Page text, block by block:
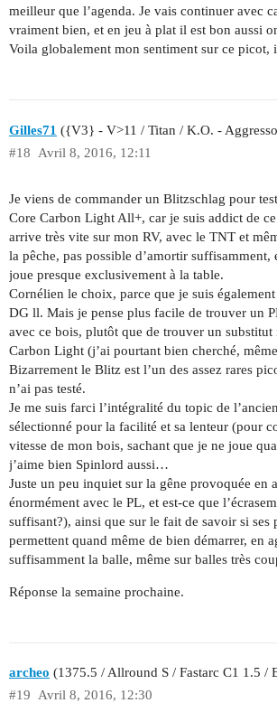
meilleur que l’agenda. Je vais continuer avec
vraiment bien, et en jeu à plat il est bon aussi
Voila globalement mon sentiment sur ce picot,
Gilles71 ({V3} - V>11 / Titan / K.O. -
Avril 8, 2016, 12:11
#18
Je viens de commander un Blitzschlag pour
Core Carbon Light All+, car je suis addict de
arrive très vite sur mon RV, avec le TNT et
la pêche, pas possible d’amortir suffisamment,
joue presque exclusivement à la table.
Cornélien le choix, parce que je suis
DG ll. Mais je pense plus facile de trouver un
avec ce bois, plutôt que de trouver un substitut
Carbon Light (j’ai pourtant bien cherché,
Bizarrement le Blitz est l’un des assez rares
n’ai pas testé.
Je me suis farci l’intégralité du topic de
sélectionné pour la facilité et sa lenteur (pour
vitesse de mon bois, sachant que je ne joue
j’aime bien Spinlord aussi…
Juste un peu inquiet sur la gêne provoquée en
énormément avec le PL, et est-ce que
suffisant?), ainsi que sur le fait de savoir si ses
permettent quand même de bien démarrer, en
suffisamment la balle, même sur balles très
Réponse la semaine prochaine.
archeo (1375.5 / Allround S / Fastarc C1 1.5 /
Avril 8, 2016, 12:30
#19